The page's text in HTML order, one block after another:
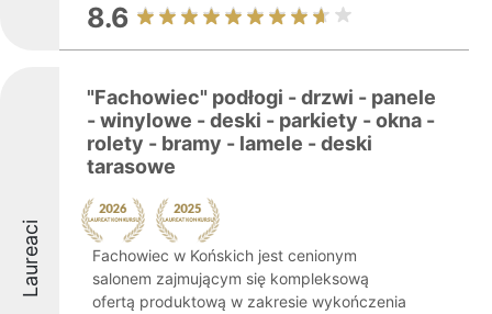
8.6
Laureaci
"Fachowiec" podłogi - drzwi - panele
- winylowe - deski - parkiety - okna -
rolety - bramy - lamele - deski
tarasowe
Fachowiec w Końskich jest cenionym
salonem zajmującym się kompleksową
ofertą produktową w zakresie wykończenia